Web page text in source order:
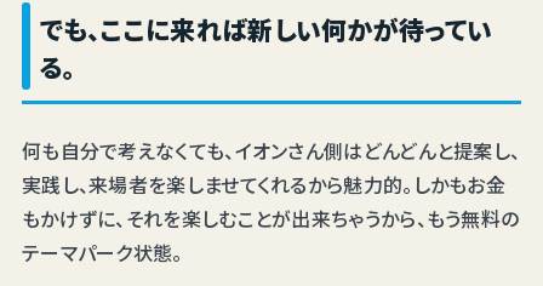
でも、ここに来れば新しい何かが待ってい
る。
何も自分で考えなくても、イオンさん側はどんどんと提案し、
実践し、来場者を楽しませてくれるから魅力的。しかもお金
もかけずに、それを楽しむことが出来ちゃうから、もう無料の
テーマパーク状態。